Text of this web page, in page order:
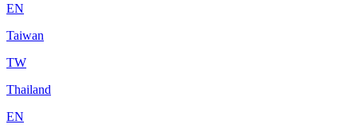
EN
Taiwan
TW
Thailand
EN